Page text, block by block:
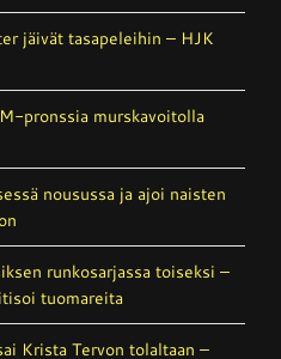
jäivät tasapeleihin – HJK
pronssia murskavoitolla
nousussa ja ajoi naisten
runkosarjassa toiseksi –
tuomareita
Krista Tervon tolaltaan –